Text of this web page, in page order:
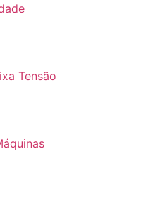
Tensão